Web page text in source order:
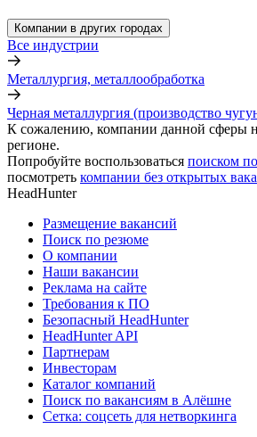
Компании в других городах
Все индустрии
Металлургия, металлообработка
Черная металлургия (производство
К сожалению, компании данной сферы
регионе.
Попробуйте воспользоваться поиском
посмотреть компании без открытых
HeadHunter
Размещение вакансий
Поиск по резюме
О компании
Наши вакансии
Реклама на сайте
Требования к ПО
Безопасный HeadHunter
HeadHunter API
Партнерам
Инвесторам
Каталог компаний
Поиск по вакансиям в Алёшне
Сетка: соцсеть для нетворкинга